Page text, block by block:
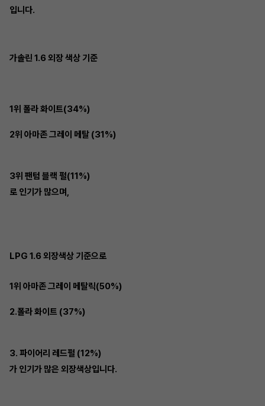
입니다.
가솔린 1.6 외장 색상 기준
1위 폴라 화이트(34%)
2위 아마존 그레이 메탈 (31%)
3위 팬텀 블랙 펄(11%)
로 인기가 많으며,
LPG 1.6 외장색상 기준으로
1위 아마존 그레이 메탈릭(50%)
2.폴라 화이트 (37%)
3. 파이어리 레드펄 (12%)
가 인기가 많은 외장색상입니다.